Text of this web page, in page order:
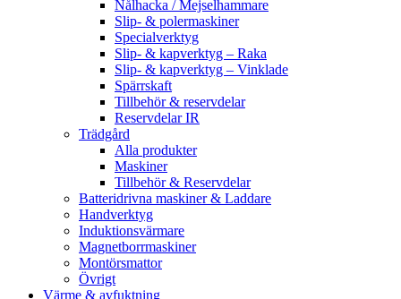
Nålhacka / Mejselhammare
Slip- & polermaskiner
Specialverktyg
Slip- & kapverktyg – Raka
Slip- & kapverktyg – Vinklade
Spärrskaft
Tillbehör & reservdelar
Reservdelar IR
Trädgård
Alla produkter
Maskiner
Tillbehör & Reservdelar
Batteridrivna maskiner & Laddare
Handverktyg
Induktionsvärmare
Magnetborrmaskiner
Montörsmattor
Övrigt
Värme & avfuktning